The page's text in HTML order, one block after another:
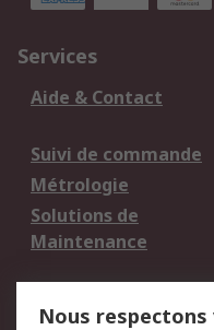
Services
Aide & Contact
Suivi de commande
Métrologie
Solutions de
Maintenance
Nous